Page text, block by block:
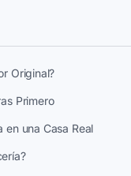
Original?
Primero
en una Casa Real